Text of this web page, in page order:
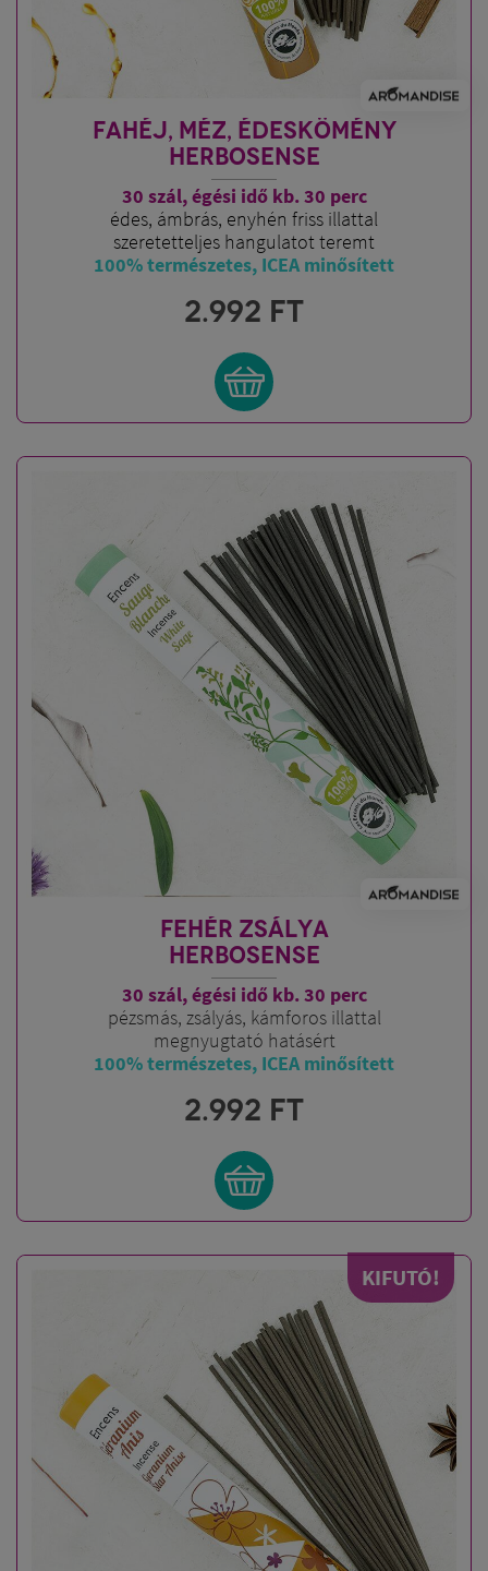
FAHÉJ, MÉZ, ÉDESKÖMÉNY
HERBOSENSE
30 szál, égési idő kb. 30 perc
édes, ámbrás, enyhén friss illattal
szeretetteljes hangulatot teremt
100% természetes, ICEA minősített
2.992 FT
FEHÉR ZSÁLYA
HERBOSENSE
30 szál, égési idő kb. 30 perc
pézsmás, zsályás, kámforos illattal
megnyugtató hatásért
100% természetes, ICEA minősített
2.992 FT
KIFUTÓ!